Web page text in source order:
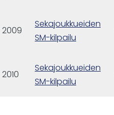
2009
Sekajoukkueiden
SM-kilpailu
2010
Sekajoukkueiden
SM-kilpailu